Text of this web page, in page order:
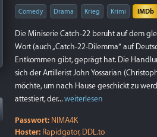
Comedy Drama Krieg Krimi IMDb
Die Miniserie Catch-22 beruht auf dem
Wort (auch „Catch-22-Dilemma“ auf
Entkommen gibt, geprägt hat. Die
sich der Artillerist John Yossarian
möchte, um nach Hause geschickt zu
attestiert, der... weiterlesen
Passwort: NIMA4K
Hoster: Rapidgator, DDL.to